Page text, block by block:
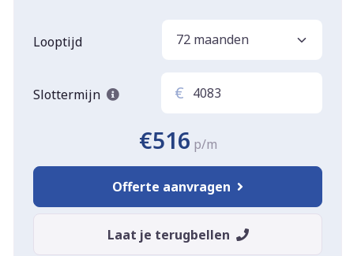
Looptijd
Slottermijn €
€516 p/m
Offerte aanvragen
Laat je terugbellen